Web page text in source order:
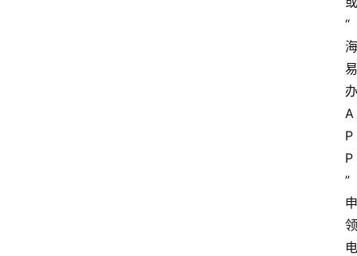
“
海
易
办
A
P
P
”
申
领
电